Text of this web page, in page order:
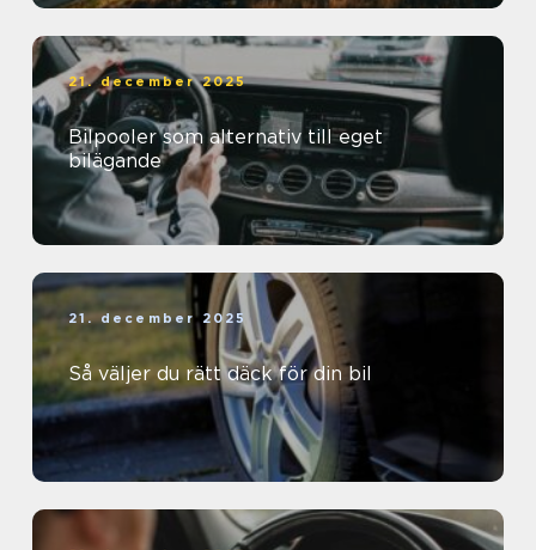
21. december 2025
Bilpooler som alternativ till eget
bilägande
21. december 2025
Så väljer du rätt däck för din bil